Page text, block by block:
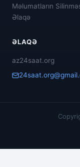
Məlumatların
Əlaqə
ƏLAQƏ
az24saat.org